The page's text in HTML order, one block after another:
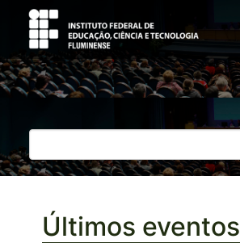
Últimos eventos